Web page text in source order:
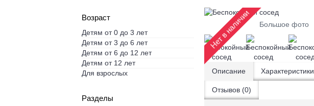
Возраст
Детям от 0 до 3 лет
Детям от 3 до 6 лет
Детям от 6 до 12 лет
Детям от 12 лет
Для взрослых
Разделы
Нет в наличии Большое фото
Описание Характеристики
Отзывов (0)